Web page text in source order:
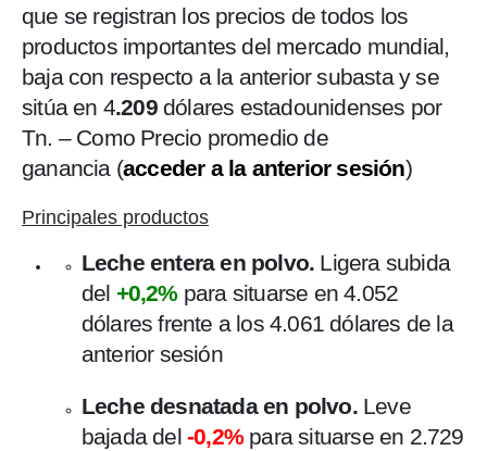
que se registran los precios de todos los
productos importantes del mercado mundial,
baja con respecto a la anterior subasta y se
sitúa en 4.209dólares estadounidenses por
Tn. – Como Precio promedio de
ganancia (acceder a la anterior sesión)
Principales productos
Leche entera en polvo. Ligera subida
del +0,2%para situarse en 4.052
dólares frente a los 4.061 dólares de la
anterior sesión
Leche desnatada en polvo.Leve
bajada del-0,2% para situarse en 2.729